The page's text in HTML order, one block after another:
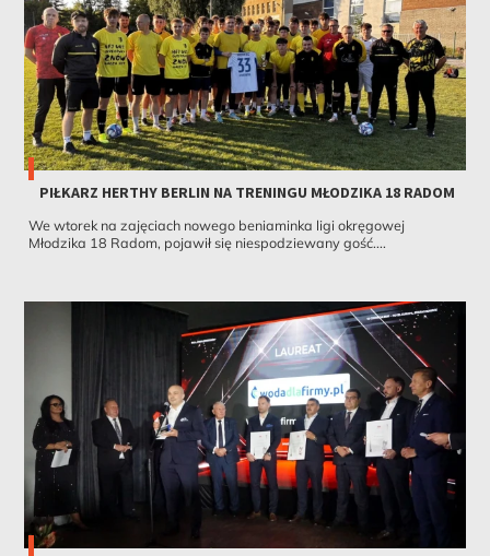
PIŁKARZ HERTHY BERLIN NA TRENINGU MŁODZIKA 18 RADOM
We wtorek na zajęciach nowego beniaminka ligi okręgowej
Młodzika 18 Radom, pojawił się niespodziewany gość....